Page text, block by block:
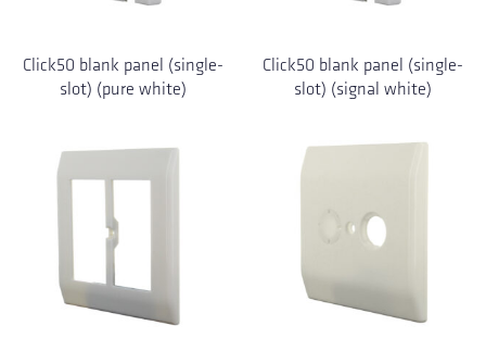
Click50 blank panel (single-
slot) (pure white)
Click50 blank panel (single-
slot) (signal white)